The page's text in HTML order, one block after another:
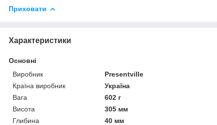
Приховати
Характеристики
Основні
Виробник
Presentville
Країна виробник
Україна
Вага
602 г
Висота
305 мм
Глибина
40 мм